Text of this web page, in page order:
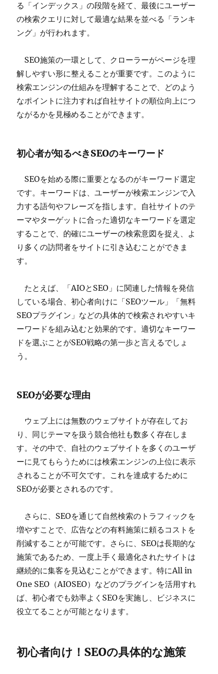
る「インデックス」の段階を経て、最後にユーザー
の検索クエリに対して最適な結果を並べる「ランキ
ング」が行われます。
SEO施策の一環として、クローラーがページを理
解しやすい形に整えることが重要です。このように
検索エンジンの仕組みを理解することで、どのよう
なポイントに注力すれば自社サイトの順位向上につ
ながるかを見極めることができます。
初心者が知るべきSEOのキーワード
SEOを始める際に重要となるのがキーワード選定
です。キーワードは、ユーザーが検索エンジンで入
力する語句やフレーズを指します。自社サイトのテ
ーマやターゲットに合った適切なキーワードを選定
することで、的確にユーザーの検索意図を捉え、よ
り多くの訪問者をサイトに引き込むことができま
す。
たとえば、「AIOとSEO」に関連した情報を発信
している場合、初心者向けに「SEOツール」「無料
SEOプラグイン」などの具体的で検索されやすいキ
ーワードを組み込むと効果的です。適切なキーワー
ドを選ぶことがSEO戦略の第一歩と言えるでしょ
う。
SEOが必要な理由
ウェブ上には無数のウェブサイトが存在してお
り、同じテーマを扱う競合他社も数多く存在しま
す。その中で、自社のウェブサイトを多くのユーザ
ーに見てもらうためには検索エンジンの上位に表示
されることが不可欠です。これを達成するために
SEOが必要とされるのです。
さらに、SEOを通じて自然検索のトラフィックを
増やすことで、広告などの有料施策に頼るコストを
削減することが可能です。さらに、SEOは長期的な
施策であるため、一度上手く最適化されたサイトは
継続的に集客を見込むことができます。特にAll in
One SEO（AIOSEO）などのプラグインを活用すれ
ば、初心者でも効率よくSEOを実施し、ビジネスに
役立てることが可能となります。
初心者向け！SEOの具体的な施策